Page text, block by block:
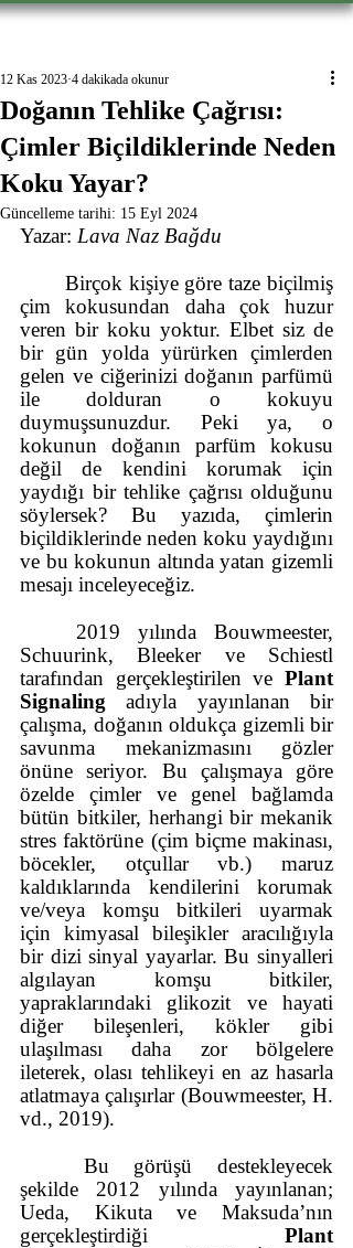
Doğanın Tehlike Çağrısı:
Çimler Biçildiklerinde Neden
Koku Yayar?
12 Kas 2023 4 dakikada okunur
Güncelleme tarihi: 15 Eyl 2024
Yazar: Lava Naz Bağdu
Birçok kişiye göre taze biçilmiş
çim kokusundan daha çok huzur
veren bir koku yoktur. Elbet siz de
bir gün yolda yürürken çimlerden
gelen ve ciğerinizi doğanın parfümü
ile dolduran o kokuyu
duymuşsunuzdur. Peki ya, o
kokunun doğanın parfüm kokusu
değil de kendini korumak için
yaydığı bir tehlike çağrısı olduğunu
söylersek? Bu yazıda, çimlerin
biçildiklerinde neden koku yaydığını
ve bu kokunun altında yatan gizemli
mesajı inceleyeceğiz.
2019 yılında Bouwmeester,
Schuurink, Bleeker ve Schiestl
tarafından gerçekleştirilen ve Plant
Signaling adıyla yayınlanan bir
çalışma, doğanın oldukça gizemli bir
savunma mekanizmasını gözler
önüne seriyor. Bu çalışmaya göre
özelde çimler ve genel bağlamda
bütün bitkiler, herhangi bir mekanik
stres faktörüne (çim biçme makinası,
böcekler, otçullar vb.) maruz
kaldıklarında kendilerini korumak
ve/veya komşu bitkileri uyarmak
için kimyasal bileşikler aracılığıyla
bir dizi sinyal yayarlar. Bu sinyalleri
algılayan komşu bitkiler,
yapraklarındaki glikozit ve hayati
diğer bileşenleri, kökler gibi
ulaşılması daha zor bölgelere
ileterek, olası tehlikeyi en az hasarla
atlatmaya çalışırlar (Bouwmeester, H.
vd., 2019).
Bu görüşü destekleyecek
şekilde 2012 yılında yayınlanan;
Ueda, Kikuta ve Maksuda’nın
gerçekleştirdiği Plant